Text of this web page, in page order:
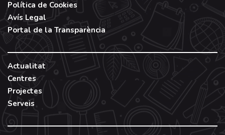
Política de Cookies
Avís Legal
Portal de la Transparència
Actualitat
Centres
Projectes
Serveis